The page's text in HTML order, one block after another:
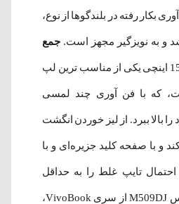
بکار رفته در بلندگوها از نوع،
و به نویزگیر مجهز است. جمع
صفحه نمایش 15.6 اینچی یکی از مناسب ترین لپ
که با فن آوری چند لمسی
بالا ببرد. از لیز خوردن انگشت
و با صفحه کلید جزیره‌ای و با
تایپ غلط را به حداقل
برساند. لپ تاپ ایسوس M509DJ از سری VivoBook،